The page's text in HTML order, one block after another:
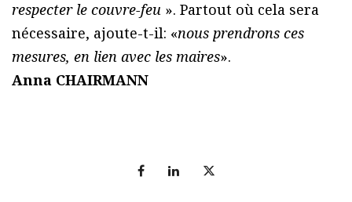
respecter le couvre-feu ». Partout où cela sera
nécessaire, ajoute-t-il: «nous prendrons ces
mesures, en lien avec les maires».
Anna CHAIRMANN